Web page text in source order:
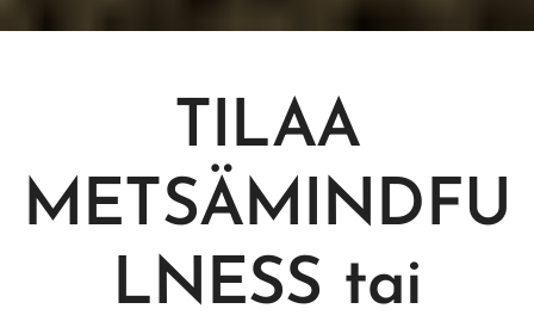
TILAA
METSÄMINDFU
LNESS tai